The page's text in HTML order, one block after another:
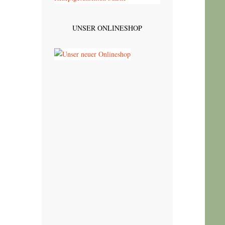
UNSER ONLINESHOP